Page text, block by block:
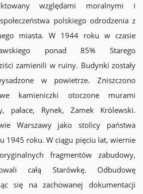
względami moralnymi i
polskiego odrodzenia z
miasta. W 1944 roku w czasie
ponad 85% Starego
zamienili w ruiny. Budynki zostały
w powietrze. Zniszczono
kamieniczki otoczone murami
pałace, Rynek, Zamek Królewski.
Warszawy jako stolicy państwa
1945 roku. W ciągu pięciu lat, wiernie
fragmentów zabudowy,
całą Starówkę. Odbudowę
się na zachowanej dokumentacji